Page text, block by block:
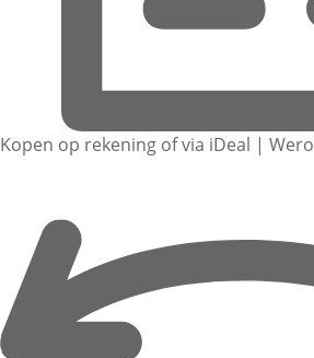
Kopen op rekening of via iDeal | Wero